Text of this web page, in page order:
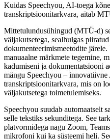
Kuidas Speechyou, AI-toega
transkriptsioonitarkvara, aitab
Mittetulundusühingud (MTÜ-d)
väljakutsetega, sealhulgas
dokumenteerimismeetodite
manuaalne märkmete tegemine,
kadumiseni ja dokumentatsiooni
mängu Speechyou –
transkriptsioonitarkvara, mis on
väljakutsetega toimetulemiseks.
Speechyou suudab automaatselt
selle tekstiks sekunditega. See
platvormidega nagu Zoom,
mikrofoni kui ka süsteemi heli.